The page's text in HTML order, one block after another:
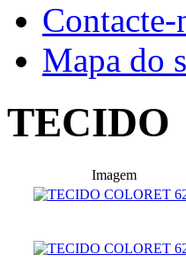
Contacte-
Mapa do
TECIDO
Imagem